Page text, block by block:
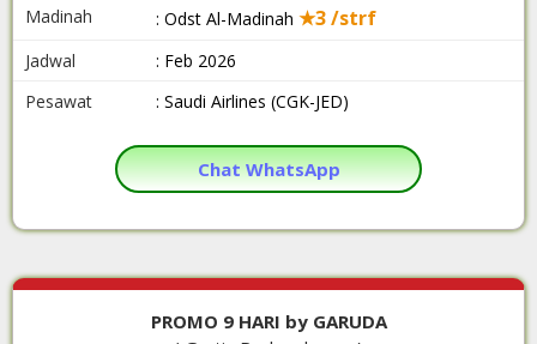
Madinah : Odst Al-Madinah ★3 /strf
Jadwal
: Feb 2026
Pesawat
: Saudi Airlines (CGK-JED)
Chat WhatsApp
PROMO 9 HARI by GARUDA